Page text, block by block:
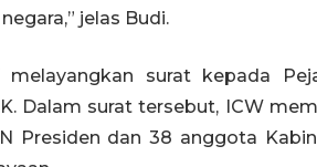
jelas Budi.
surat kepada
Dalam surat tersebut, ICW
Presiden dan 38 anggota